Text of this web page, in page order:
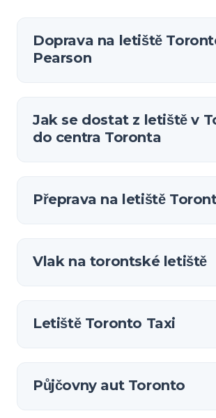
Doprava na letiště
Pearson
Jak se dostat z letiště v
do centra Toronta
Přeprava na letiště
Vlak na torontské letiště
Letiště Toronto Taxi
Půjčovny aut Toronto